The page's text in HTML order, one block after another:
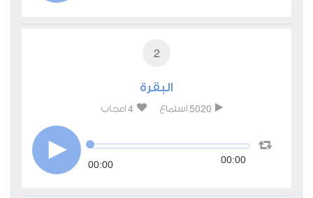
2
البقرة
5020 استماع 4 اعجاب
00:00 00:00